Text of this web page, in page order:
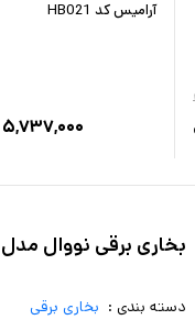
آرامیس کد HB021
۵,۷۳۷,۰۰۰
بخاری برقی نووال مدل LX-2820
دسته بندی : بخاری برقی